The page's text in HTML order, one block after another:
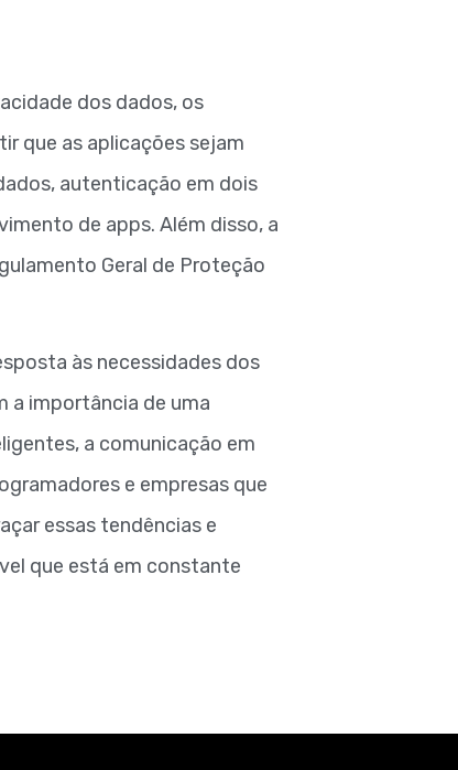
dos dados, os
que as aplicações sejam
autenticação em dois
de apps. Além disso, a
Geral de Proteção
às necessidades dos
a importância de uma
a comunicação em
e empresas que
essas tendências e
que está em constante